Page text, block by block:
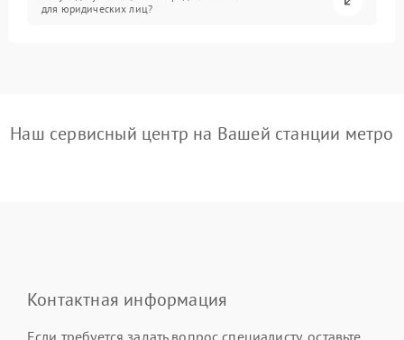
для юридических лиц?
Наш сервисный центр на Вашей станции метро
Контактная информация